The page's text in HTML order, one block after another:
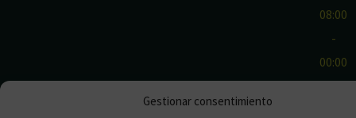
Gestionar consentimiento
08:00
-
00:00
Vie y